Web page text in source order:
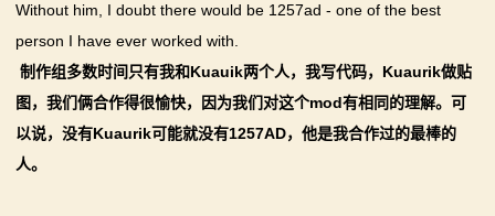
Without him, I doubt there would be 1257ad - one of the best
person I have ever worked with.
制作组多数时间只有我和Kuauik两个人，我写代码，Kuaurik做贴
图，我们俩合作得很愉快，因为我们对这个mod有相同的理解。可
以说，没有Kuaurik可能就没有1257AD，他是我合作过的最棒的
人。